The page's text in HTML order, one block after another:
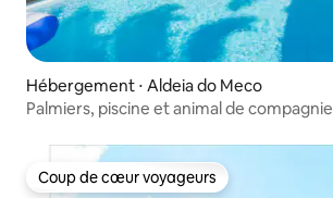
Hébergement ⋅ Aldeia do Meco
Palmiers, piscine et animal de compagnie
Coup de cœur voyageurs
Coup de cœur voyageurs